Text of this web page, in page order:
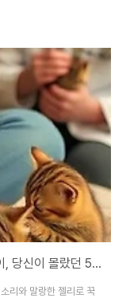
하는 장신구가 아닙니
다. 이 미세한 신호를
상황을 자초하는 것과
번역가'로 만들어 줄
분하는 법부터, 과학
😻 "드르렁...꾹꾹" 고양이 골골송과 꾹꾹이, 당신이 몰랐던 5가지 비밀 (아플 때도 골골송을?!)
리와 말랑한 젤리로 꾹